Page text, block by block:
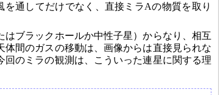
通してだけでなく、直接ミラAの物質を取り
はブラックホールか中性子星）からなり、相互
間のガスの移動は、画像からは直接見られな
のミラの観測は、こういった連星に関する理